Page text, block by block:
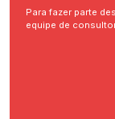
Para fazer parte
equipe de